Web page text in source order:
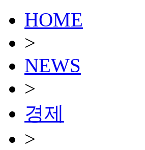
HOME
>
NEWS
>
경제
>